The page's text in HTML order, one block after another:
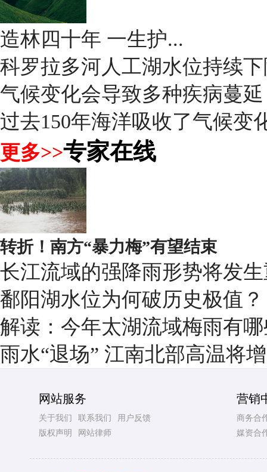
造林四十年 一生护...
科罗拉多河人工湖水位持续
气候变化会导致多种疾病蔓延
过去150年海洋吸收了气候变
更多>>专家在线
转折！南方“暴力梅”有望结束
长江流域的强降雨形势将发
鄱阳湖水位为何破历史极值？
解读：今年太湖流域梅雨有
雨水“退场” 江南北部高温将
网站服务
关于我们 联系我们
用户反馈
版权声明
网站律师
营销
商务合
媒资合